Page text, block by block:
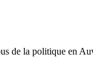
de la politique en